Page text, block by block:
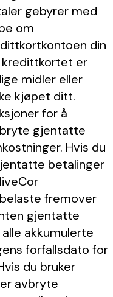
gebyrer med
om
din
er
midler eller
kjøpet ditt.
for å
gjentatte
Hvis du
betalinger
fremover
gjentatte
akkumulerte
forfallsdato for
du bruker
avbryte